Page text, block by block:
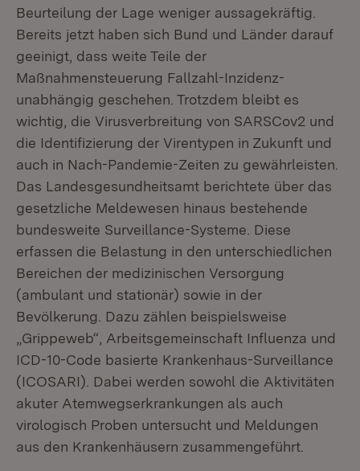
Beurteilung der Lage weniger aussagekräftig.
Bereits jetzt haben sich Bund und Länder darauf
geeinigt, dass weite Teile der
Maßnahmensteuerung Fallzahl-Inzidenz-
unabhängig geschehen. Trotzdem bleibt es
wichtig, die Virusverbreitung von SARSCov2 und
die Identifizierung der Virentypen in Zukunft und
auch in Nach-Pandemie-Zeiten zu gewährleisten.
Das Landesgesundheitsamt berichtete über das
gesetzliche Meldewesen hinaus bestehende
bundesweite Surveillance-Systeme. Diese
erfassen die Belastung in den unterschiedlichen
Bereichen der medizinischen Versorgung
(ambulant und stationär) sowie in der
Bevölkerung. Dazu zählen beispielsweise
„Grippeweb“, Arbeitsgemeinschaft Influenza und
ICD-10-Code basierte Krankenhaus-Surveillance
(ICOSARI). Dabei werden sowohl die Aktivitäten
akuter Atemwegserkrankungen als auch
virologisch Proben untersucht und Meldungen
aus den Krankenhäusern zusammengeführt.